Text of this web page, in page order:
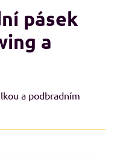
pásek
a
a podbradním